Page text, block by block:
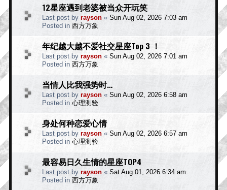
12星座遇到老婆被当众开玩笑
Last post by rayson « Sun Aug 02, 2026 7:03 am
Posted in 西方万象
年纪越大越不爱社交星座Top 3 ！
Last post by rayson « Sun Aug 02, 2026 7:01 am
Posted in 西方万象
当情人比我强势时…
Last post by rayson « Sun Aug 02, 2026 6:58 am
Posted in 心理测验
身处何种恋爱心情
Last post by rayson « Sun Aug 02, 2026 6:57 am
Posted in心理测验
最容易日久生情的星座TOP4
Last post by rayson « Sat Aug 01, 2026 6:34 am
Posted in 西方万象